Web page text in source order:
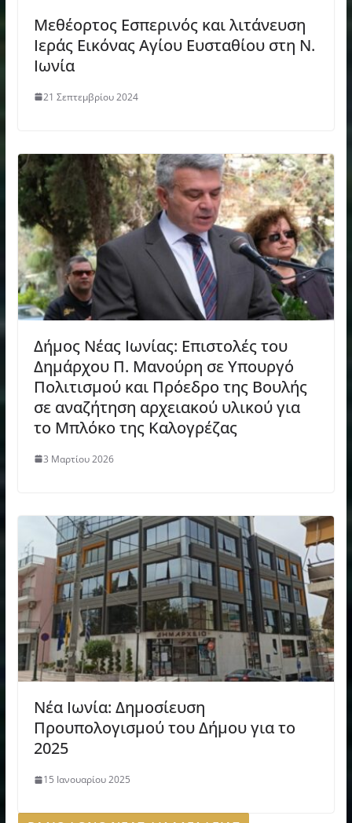
Μεθέορτος Εσπερινός και λιτάνευση
Ιεράς Εικόνας Αγίου Ευσταθίου στη Ν.
Ιωνία
21 Σεπτεμβρίου 2024
Δήμος Νέας Ιωνίας: Επιστολές του
Δημάρχου Π. Μανούρη σε Υπουργό
Πολιτισμού και Πρόεδρο της Βουλής
σε αναζήτηση αρχειακού υλικού για
το Μπλόκο της Καλογρέζας
3 Μαρτίου 2026
Νέα Ιωνία: Δημοσίευση
Προυπολογισμού του Δήμου για το
2025
15 Ιανουαρίου 2025